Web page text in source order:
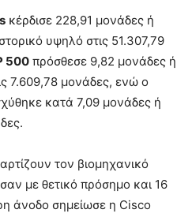
κέρδισε 228,91 μονάδες ή
υψηλό στις 51.307,79
500 πρόσθεσε 9,82 μονάδες ή
7.609,78 μονάδες, ενώ ο
κατά 7,09 μονάδες ή
τον βιομηχανικό
με θετικό πρόσημο και 16
άνοδο σημείωσε η Cisco